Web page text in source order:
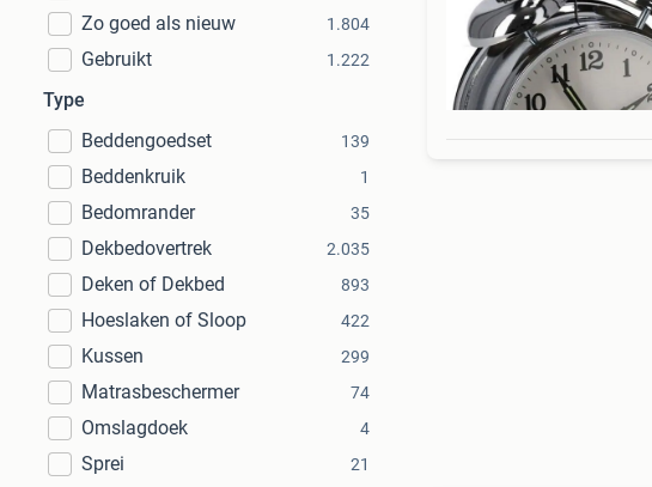
Zo goed als nieuw 1.804
Gebruikt 1.222
Type
Beddengoedset
139
Beddenkruik 1
Bedomrander 35
Dekbedovertrek 2.035
Deken of Dekbed 893
Hoeslaken of Sloop 422
Kussen 299
Matrasbeschermer 74
Omslagdoek 4
Sprei 21